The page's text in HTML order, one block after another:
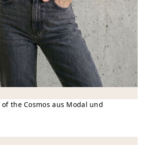
the Cosmos aus Modal und